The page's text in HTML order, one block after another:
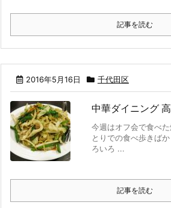
記事を読む
2016年5月16日 千代田区
中華ダイニング
今週はオフ会で食べ
とりでの食べ歩きば
ろいろ ...
記事を読む